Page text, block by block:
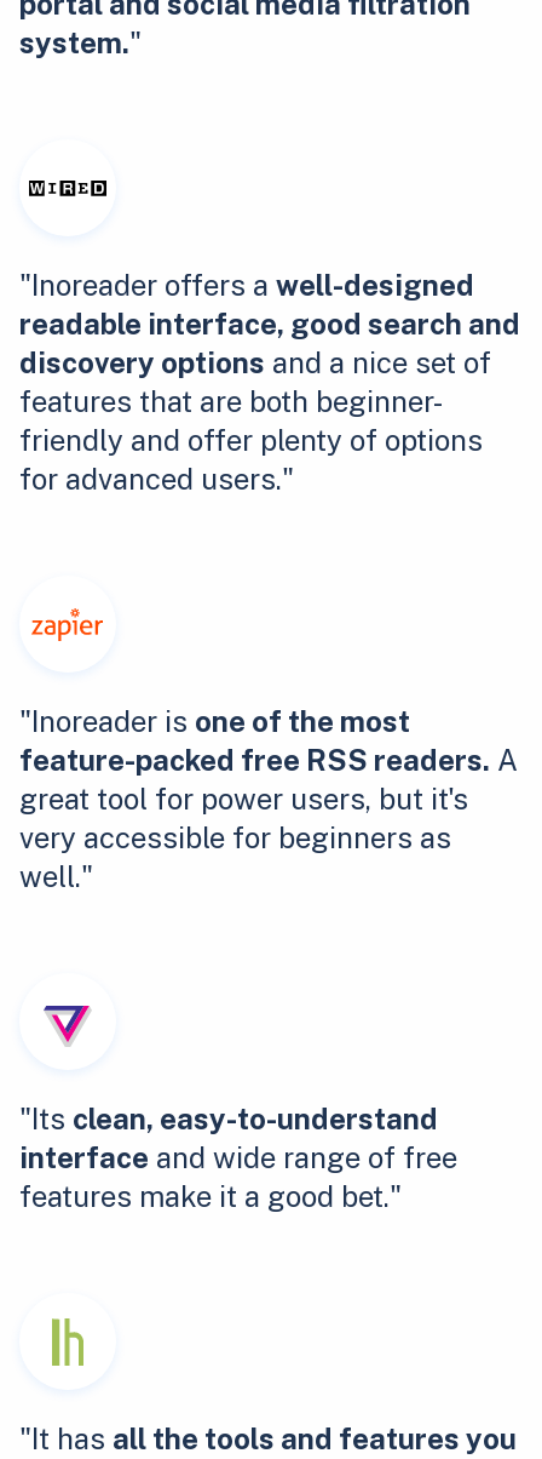
system."
"Inoreader offers a well-designed
readable interface, good search and
discovery options and a nice set of
features that are both beginner-
friendly and offer plenty of options
for advanced users."
"Inoreader is one of the most
feature-packed free RSS readers. A
great tool for power users, but it's
very accessible for beginners as
well."
"Its clean, easy-to-understand
interface and wide range of free
features make it a good bet."
"It has all the tools and features you